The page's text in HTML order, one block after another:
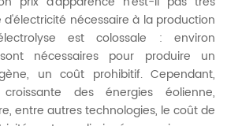
d'électricité nécessaire à la production
est colossale : environ
nécessaires pour produire un
un coût prohibitif. Cependant,
des énergies éolienne,
entre autres technologies, le coût de